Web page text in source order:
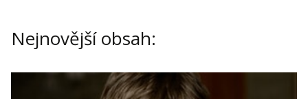
Inzerce
Nejnovější obsah: